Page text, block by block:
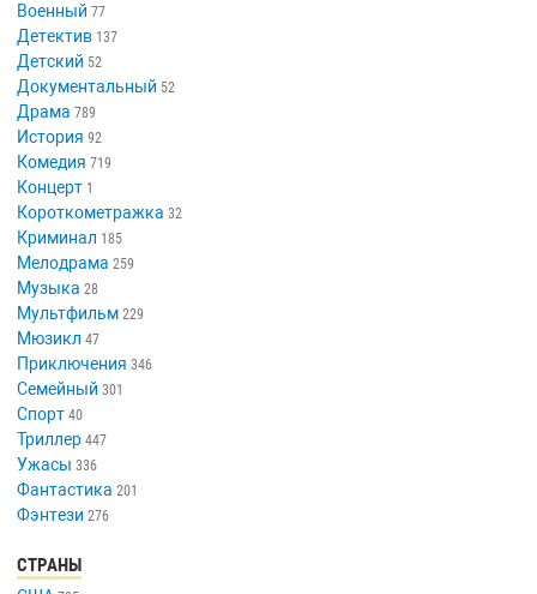
Военный 77
Детектив 137
Детский 52
Документальный 52
Драма 789
История 92
Комедия 719
Концерт 1
Короткометражка 32
Криминал 185
Мелодрама 259
Музыка 28
Мультфильм 229
Мюзикл 47
Приключения 346
Семейный 301
Спорт 40
Триллер 447
Ужасы 336
Фантастика 201
Фэнтези 276
СТРАНЫ